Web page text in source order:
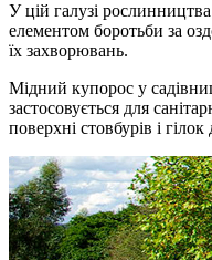
У цій галузі
елементом боротьби за
їх захворювань.
Мідний купорос у
застосовується для
поверхні стовбурів і гілок